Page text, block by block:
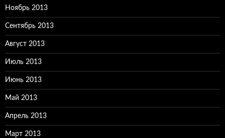
Ноябрь 2013
Сентябрь 2013
Август 2013
Июль 2013
Июнь 2013
Май 2013
Апрель 2013
Март 2013